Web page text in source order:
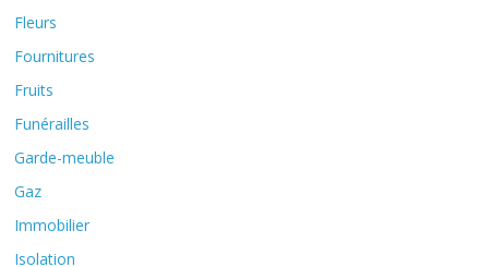
Fleurs
Fournitures
Fruits
Funérailles
Garde-meuble
Gaz
Immobilier
Isolation